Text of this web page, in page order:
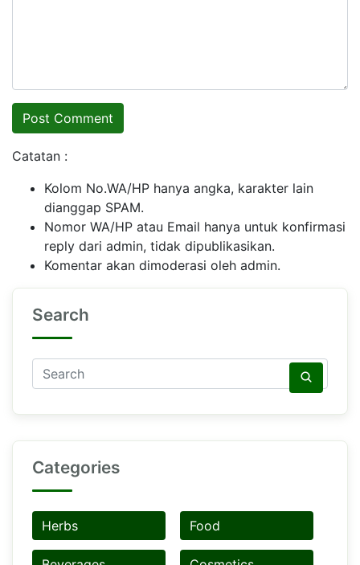
Catatan :
Kolom No.WA/HP hanya angka, karakter lain
dianggap SPAM.
Nomor WA/HP atau Email hanya untuk konfirmasi
reply dari admin, tidak dipublikasikan.
Komentar akan dimoderasi oleh admin.
Search
Categories
Herbs Food